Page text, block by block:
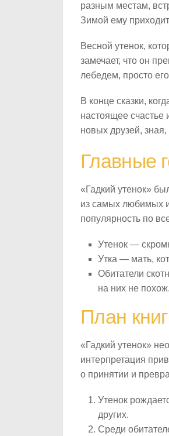
разным местам,
Зимой ему
Весной утенок,
замечает, что он
лебедем, просто
В конце сказки,
настоящее счастье
новых друзей,
Главные
«Гадкий утенок»
из самых любимых
популярность по
Утенок —
Утка — мать,
Обитатели
на них не похож.
План
«Гадкий утенок»
интерпретация
о принятии и
Утенок
других.
Среди